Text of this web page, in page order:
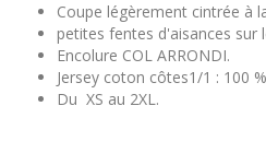
Coupe légèrement cintrée à
petites fentes d'aisances sur
Encolure COL ARRONDI.
Jersey coton côtes1/1 : 100
Du XS au 2XL.